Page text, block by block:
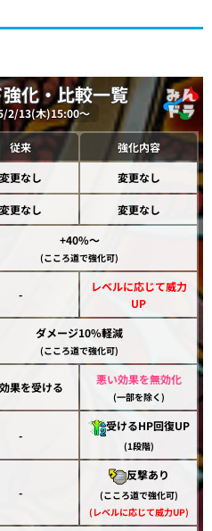
化・比較一覧
2/13(木)15:00～
従来
強化内容
変更なし 変更なし
変更なし 変更なし
+40%～
(こころ道で強化可)
-
レベルに応じて威力
UP
ダメージ10%軽減
(こころ道で強化可)
果を受ける
悪い効果を無効化
(一部を除く)
-
受けるHP回復UP
(1段階)
-
反撃あり
(こころ道で強化可)
(レベルに応じて威力UP)